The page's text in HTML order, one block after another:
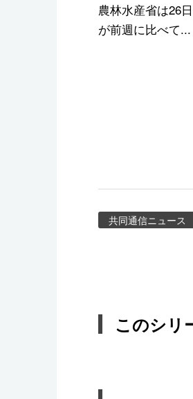
農林水産省は26
が前週に比べて...
共同通信ニュース
このシリ